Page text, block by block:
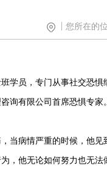
您所在的
学员，专门从事社交恐惧
询有限公司首席恐惧专家
当病情严重的时候，他
，他无论如何努力也无